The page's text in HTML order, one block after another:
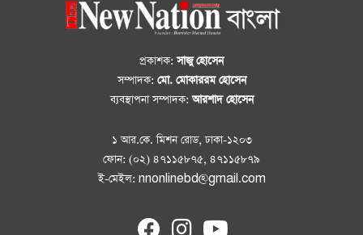
প্রকাশক:সাজু হোসেন
সম্পাদক: মো. মোকাররম হোসেন
ব্যবস্থাপনা সম্পাদক:আরশাদ হোসেন
১ আর.কে. মিশন রোড, ঢাকা-১২০৩
ফোন: (০২) ৪৭১১৫৮৭৫, ৪৭১১৫৮৭৯
ই-মেইল: nnonlinebd@gmail.com
fab
fab
fab